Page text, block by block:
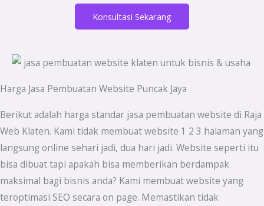
Konsultasi Sekarang
Harga Jasa Pembuatan Website Puncak Jaya
Berikut adalah harga standar jasa pembuatan website di Raja
Web Klaten. Kami tidak membuat website 1 2 3 halaman yang
langsung online sehari jadi, dua hari jadi. Website seperti itu
bisa dibuat tapi apakah bisa memberikan berdampak
maksimal bagi bisnis anda? Kami membuat website yang
teroptimasi SEO secara on page. Memastikan tidak